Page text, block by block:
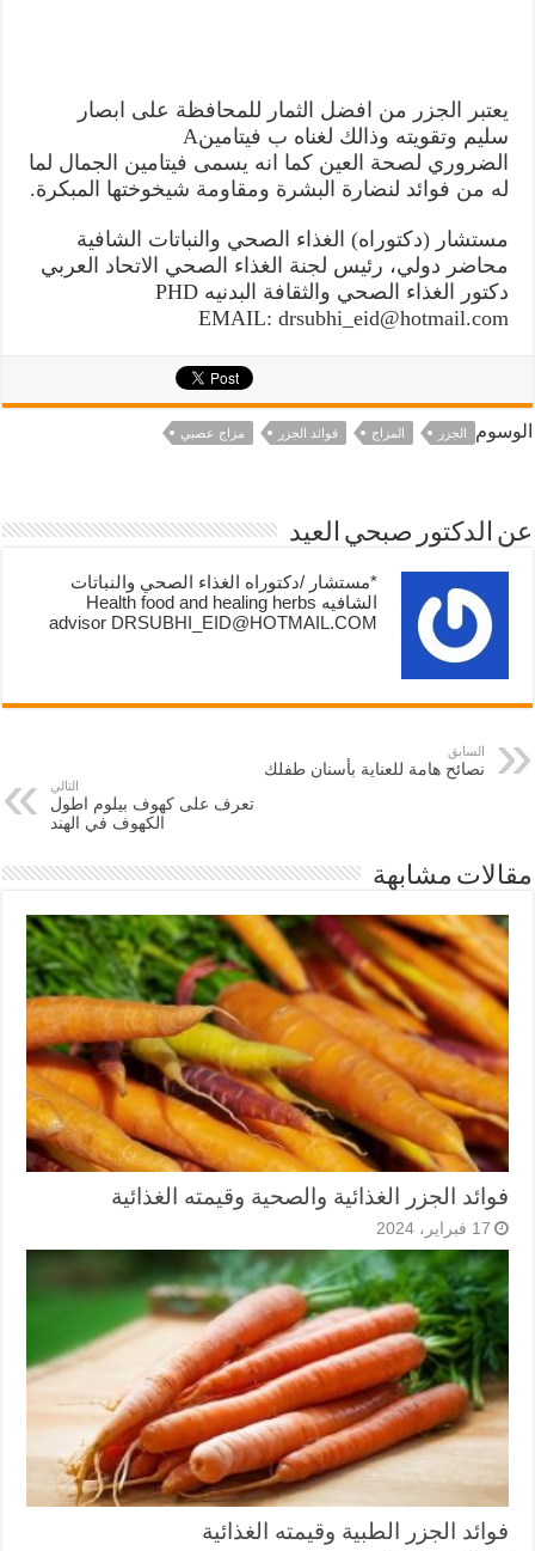
يعتبر الجزر من افضل الثمار للمحافظة على ابصار
سليم وتقويته وذالك لغناه ب فيتامينA
الضروري لصحة العين كما انه يسمى فيتامين الجمال لما
له من فوائد لنضارة البشرة ومقاومة شيخوختها المبكرة.
مستشار (دكتوراه) الغذاء الصحي والنباتات الشافية
محاضر دولي، رئيس لجنة الغذاء الصحي الاتحاد العربي
دكتور الغذاء الصحي والثقافة البدنيه PHD
EMAIL: drsubhi_eid@hotmail.com
الوسوم الجزر المزاج فوائد الجزر مزاج عصبي
عن الدكتور صبحي العيد
*مستشار /دكتوراه الغذاء الصحي والنباتات
الشافيه Health food and healing herbs
advisor DRSUBHI_EID@HOTMAIL.COM
السابق
نصائح هامة للعناية بأسنان طفلك
التالي
تعرف على كهوف بيلوم اطول
الكهوف في الهند
مقالات مشابهة
فوائد الجزر الغذائية والصحية وقيمته الغذائية
17 فبراير، 2024
فوائد الجزر الطبية وقيمته الغذائية